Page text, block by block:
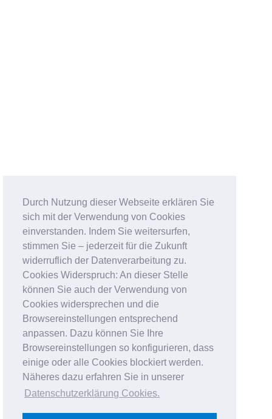
Durch Nutzung dieser Webseite erklären Sie
sich mit der Verwendung von Cookies
einverstanden. Indem Sie weitersurfen,
stimmen Sie – jederzeit für die Zukunft
widerruflich der Datenverarbeitung zu.
Cookies Widerspruch: An dieser Stelle
können Sie auch der Verwendung von
Cookies widersprechen und die
Browsereinstellungen entsprechend
anpassen. Dazu können Sie Ihre
Browsereinstellungen so konfigurieren, dass
einige oder alle Cookies blockiert werden.
Näheres dazu erfahren Sie in unserer
Datenschutzerklärung Cookies.